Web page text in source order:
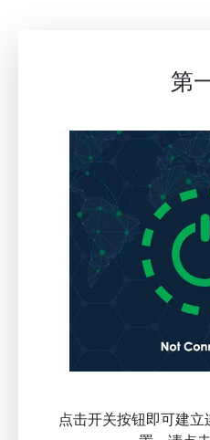
第
点击开关按钮即可建